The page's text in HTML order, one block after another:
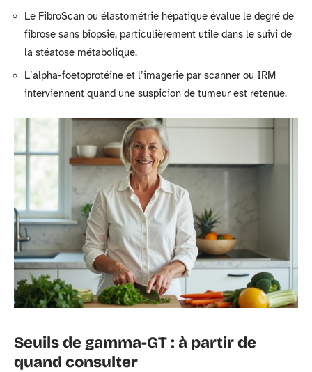
Le FibroScan ou élastométrie hépatique évalue le degré de
fibrose sans biopsie, particulièrement utile dans le suivi de
la stéatose métabolique.
L’alpha-foetoprotéine et l’imagerie par scanner ou IRM
interviennent quand une suspicion de tumeur est retenue.
Seuils de gamma-GT : à partir de
quand consulter